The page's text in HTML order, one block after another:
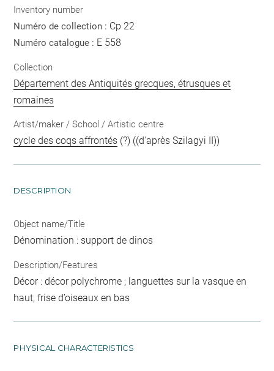
Inventory number
Numéro de collection : Cp 22
Numéro catalogue : E 558
Collection
Département des Antiquités grecques, étrusques et
romaines
Artist/maker / School / Artistic centre
cycle des coqs affrontés (?) ((d'après Szilagyi II))
DESCRIPTION
Object name/Title
Dénomination : support de dinos
Description/Features
Décor : décor polychrome ; languettes sur la vasque en
haut, frise d’oiseaux en bas
PHYSICAL CHARACTERISTICS